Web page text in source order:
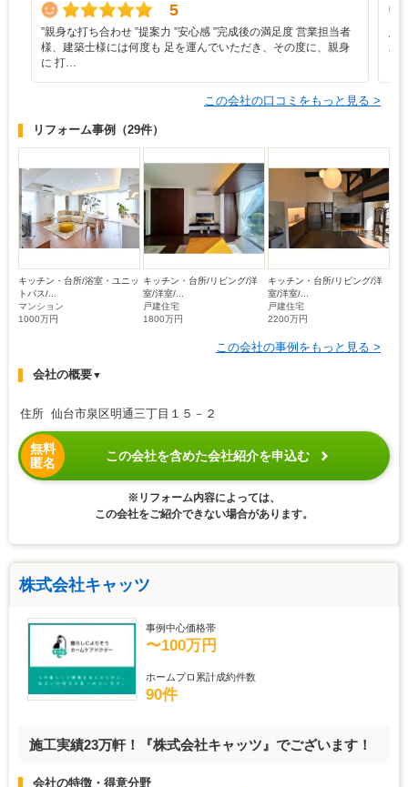
5
”‬親身な打ち合わせ ‪”‬提案力 ‪”‬安心感 ‪”‬完成後の満足度 営業担当者
様、建築士様には何度も 足を運んでいただき、その度に、親身
に 打…
ス
この会社の口コミをもっと見る >
リフォーム事例 （29件）
キッチン・台所/浴室・ユニッ
トバス/...
マンション
1000万円
キッチン・台所/リビング/洋
室/洋室/...
戸建住宅
1800万円
キッチン・台所/リビング/洋
室/洋室/...
戸建住宅
2200万円
この会社の事例をもっと見る >
会社の概要▼
住所 仙台市泉区明通三丁目１５－２
無料
匿名
この会社を含めた会社紹介を申込む
※リフォーム内容によっては、
この会社をご紹介できない場合があります。
株式会社キャッツ
事例中心価格帯
〜100万円
ホームプロ累計成約件数
90件
施工実績23万軒！『株式会社キャッツ』でございます！
会社の特徴・得意分野